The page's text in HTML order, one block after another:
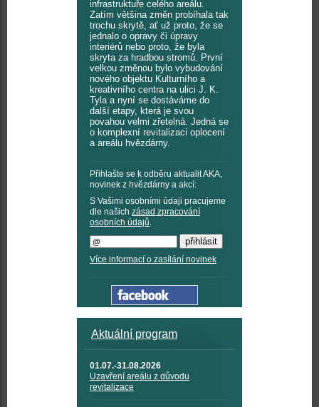
infrastruktuře celého areálu.
Zatím většina změn probíhala tak
trochu skrytě, ať už proto, že se
jednalo o opravy či úpravy
interiérů nebo proto, že byla
skryta za hradbou stromů. První
velkou změnou bylo vybudování
nového objektu Kulturního a
kreativního centra na ulici J. K.
Tyla a nyní se dostáváme do
další etapy, která je svou
povahou velmi zřetelná. Jedná se
o komplexní revitalizaci oplocení
a areálu hvězdárny.
Přihlašte se k odběru aktualit AKA,
novinek z hvězdárny a akcí:
S Vašimi osobními údaji pracujeme
dle našich zásad zpracování
osobních údajů.
Více informací o zasílání novinek
Aktuální program
01.07.-31.08.2026
Uzavření areálu z důvodu
revitalizace